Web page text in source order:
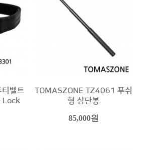
벨트
Lock
TOMASZONE TZ4061 푸쉬
형 삼단봉
85,000원